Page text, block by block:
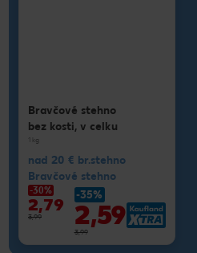
Bravčové stehno
bez kosti, v celku
1 kg
nad 20 € br.stehno
Bravčové stehno
-30%
2,79
3,99
-35%
2,59
3,99